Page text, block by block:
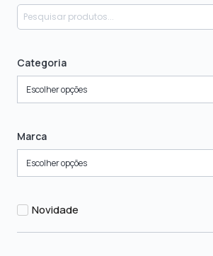
Categoria
Escolher opções
Marca
Escolher opções
Novidade